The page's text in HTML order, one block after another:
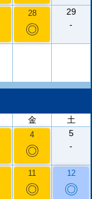
28
◎
29
-
金 土
4
◎
5
-
11
◎
12
◎